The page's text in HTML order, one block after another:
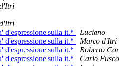
d'espressione sulla it.*
Luciano
d'espressione sulla it.*
Marco d'Itri
d'espressione sulla it.*
Roberto
d'espressione sulla it.*
Carlo Fusco